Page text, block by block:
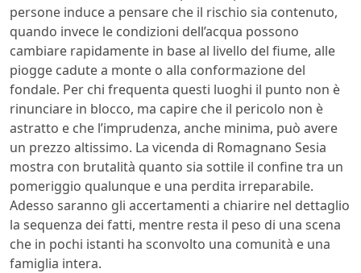
persone induce a pensare che il rischio sia contenuto,
quando invece le condizioni dell’acqua possono
cambiare rapidamente in base al livello del fiume, alle
piogge cadute a monte o alla conformazione del
fondale. Per chi frequenta questi luoghi il punto non è
rinunciare in blocco, ma capire che il pericolo non è
astratto e che l’imprudenza, anche minima, può avere
un prezzo altissimo. La vicenda di Romagnano Sesia
mostra con brutalità quanto sia sottile il confine tra un
pomeriggio qualunque e una perdita irreparabile.
Adesso saranno gli accertamenti a chiarire nel dettaglio
la sequenza dei fatti, mentre resta il peso di una scena
che in pochi istanti ha sconvolto una comunità e una
famiglia intera.